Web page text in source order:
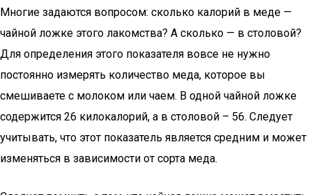
Многие задаются вопросом: сколько калорий в меде —
чайной ложке этого лакомства? А сколько — в столовой?
Для определения этого показателя вовсе не нужно
постоянно измерять количество меда, которое вы
смешиваете с молоком или чаем. В одной чайной ложке
содержится 26 килокалорий, а в столовой – 56. Следует
учитывать, что этот показатель является средним и может
изменяться в зависимости от сорта меда.